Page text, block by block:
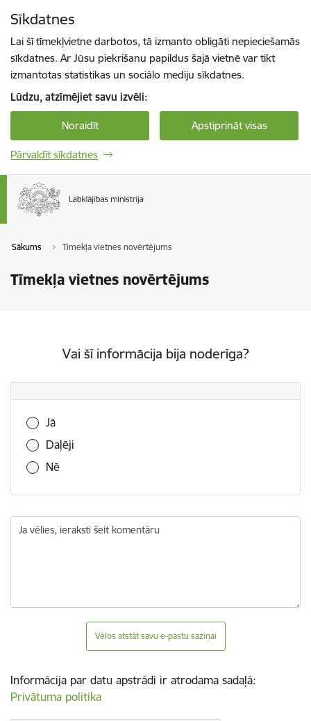
Sīkdatnes
Lai šī tīmekļvietne darbotos, tā izmanto obligāti nepieciešamās
sīkdatnes. Ar Jūsu piekrišanu papildus šajā vietnē var tikt
izmantotas statistikas un sociālo mediju sīkdatnes.
Lūdzu, atzīmējiet savu izvēli:
Noraidīt Apstiprināt visas
Pārvaldīt sīkdatnes
Sākums Tīmekļa vietnes novērtējums
Tīmekļa vietnes novērtējums
Vai šī informācija bija noderīga?
Vai šī informācija bija noderīga?
Jā
Daļēji
Nē
Ja vēlies, ieraksti šeit komentāru
Vēlos atstāt savu e-pastu saziņai
Informācija par datu apstrādi ir atrodama sadaļā:
Privātuma politika